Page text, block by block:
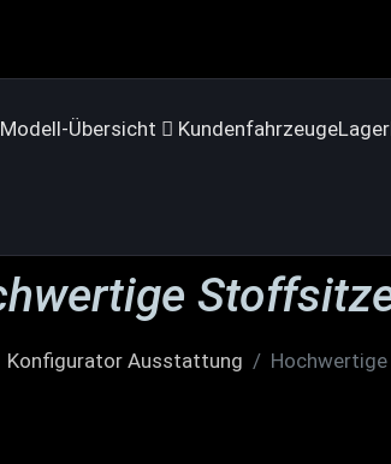
Modell-Übersicht Kundenfahrzeuge
Konfigurator Ausstattung